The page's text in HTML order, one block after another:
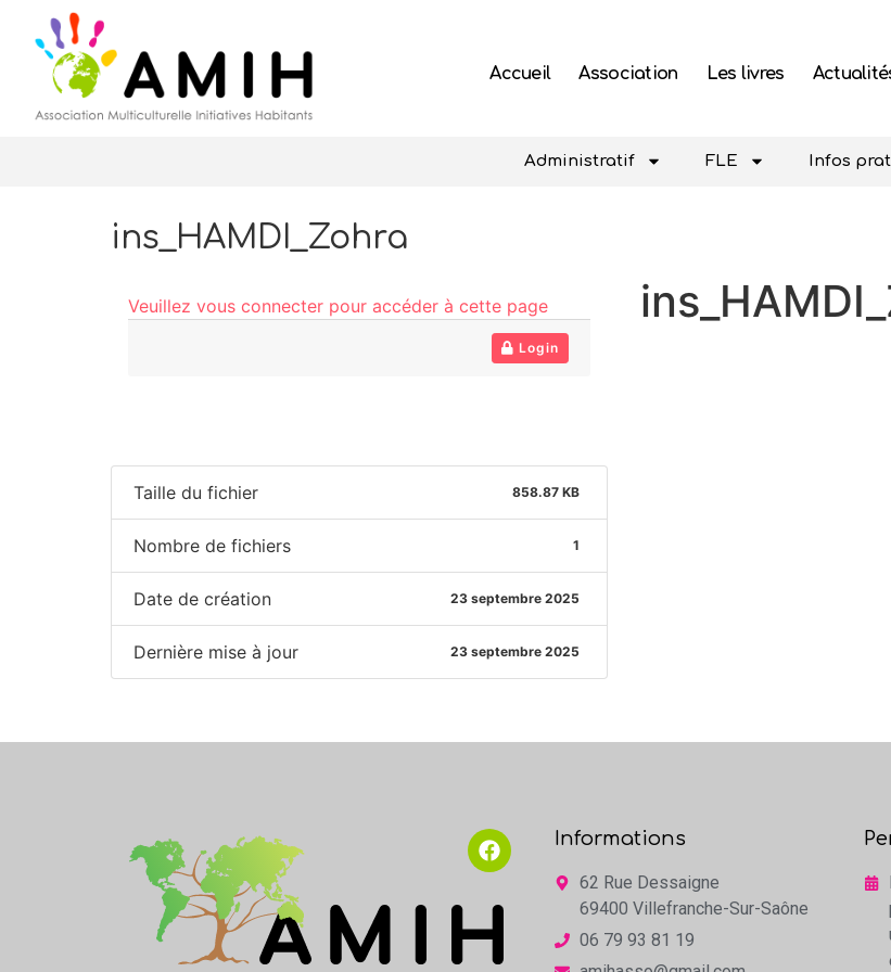
Accueil Association Les livres
Administratif FLE Infos
ins_HAMDI_Zohra
Veuillez vous connecter pour accéder à cette page
Login
Taille du fichier 858.87 KB
Nombre de fichiers 1
Date de création 23 septembre 2025
Dernière mise à jour 23 septembre 2025
Informations
62 Rue Dessaigne
69400 Villefranche-Sur-Saône
06 79 93 81 19